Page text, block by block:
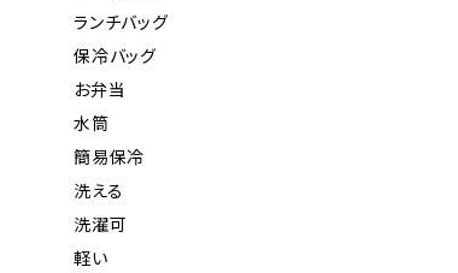
ランチバッグ
保冷バッグ
お弁当
水筒
簡易保冷
洗える
洗濯可
軽い